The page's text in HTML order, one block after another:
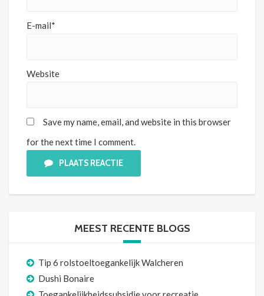
E-mail*
Website
Save my name, email, and website in this browser
for the next time I comment.
PLAATS REACTIE
MEEST RECENTE BLOGS
Tip 6 rolstoeltoegankelijk Walcheren
Dushi Bonaire